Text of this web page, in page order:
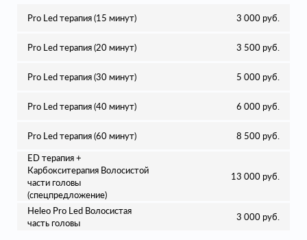
Pro Led терапия (15 минут) 3 000 руб.
Pro Led терапия (20 минут) 3 500 руб.
Pro Led терапия (30 минут) 5 000 руб.
Pro Led терапия (40 минут) 6 000 руб.
Pro Led терапия (60 минут)
8 500 руб.
ED терапия +
Карбокситерапия Волосистой
части головы
(спецпредложение)
13 000 руб.
Heleo Pro Led Волосистая
часть головы
3 000 руб.